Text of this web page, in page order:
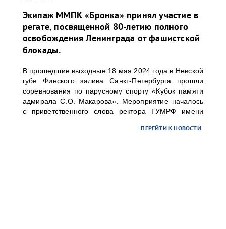
Экипаж ММПК «Бронка» принял участие в
регате, посвященной 80-летию полного
освобождения Ленинграда от фашистской
блокады.
В прошедшие выходные 18 мая 2024 года в Невской
губе Финского залива Санкт-Петербурга прошли
соревнования по парусному спорту «Кубок памяти
адмирала С.О. Макарова». Мероприятие началось
с приветственного слова ректора ГУМРФ имени
Олеговича. Торжественное открытие
ПЕРЕЙТИ К НОВОСТИ